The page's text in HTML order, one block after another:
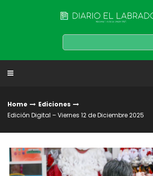
Home
Ediciones
Edición Digital – Viernes 12 de Diciembre 2025